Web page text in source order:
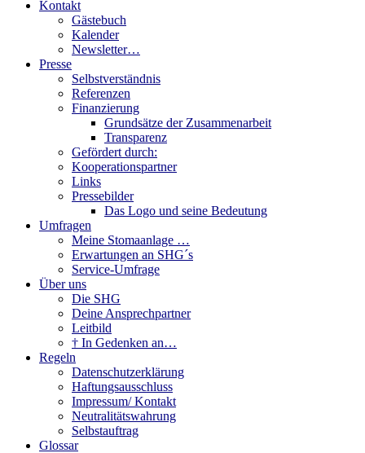
Kontakt
Gästebuch
Kalender
Newsletter…
Presse
Selbstverständnis
Referenzen
Finanzierung
Grundsätze der Zusammenarbeit
Transparenz
Gefördert durch:
Kooperationspartner
Links
Pressebilder
Das Logo und seine Bedeutung
Umfragen
Meine Stomaanlage …
Erwartungen an SHG´s
Service-Umfrage
Über uns
Die SHG
Deine Ansprechpartner
Leitbild
† In Gedenken an…
Regeln
Datenschutzerklärung
Haftungsausschluss
Impressum/ Kontakt
Neutralitätswahrung
Selbstauftrag
Glossar